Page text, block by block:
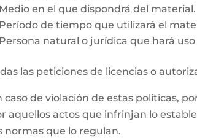
Medio en el que dispondrá del material.
Período de tiempo que utilizará el
Persona natural o jurídica que hará
las peticiones de licencias o
caso de violación de estas políticas,
aquellos actos que infrinjan lo
normas que lo regulan.